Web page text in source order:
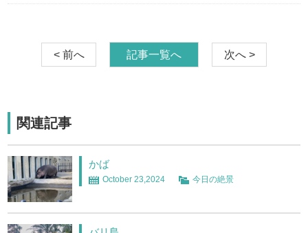
< 前へ 記事一覧へ 次へ >
関連記事
かば
October 23,2024 今日の絶景